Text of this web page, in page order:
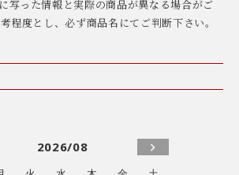
写った情報と実際の商品が異なる場合がご
程度とし、必ず商品名にてご判断下さい。
2026/08